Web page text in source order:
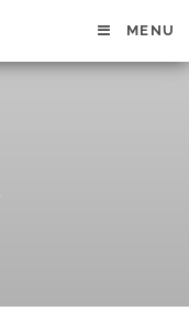
MENU